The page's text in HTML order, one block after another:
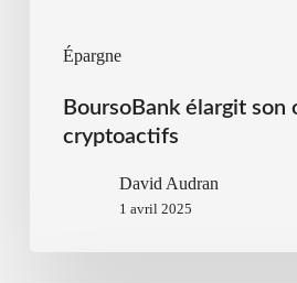
Épargne
BoursoBank élargit son
cryptoactifs
David Audran
1 avril 2025